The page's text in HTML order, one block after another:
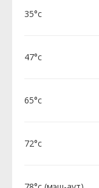
35°c
47°c
65°c
72°c